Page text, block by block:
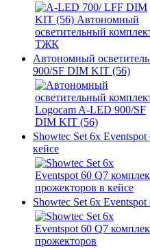
Автономный
900/SF DIM KIT (56)
Showtec Set 6x
кейсе
Showtec Set 6x